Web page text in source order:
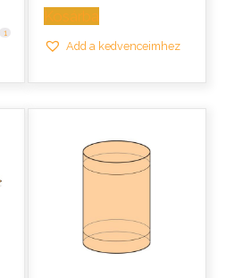
1
Kosárba
Add a kedvenceimhez